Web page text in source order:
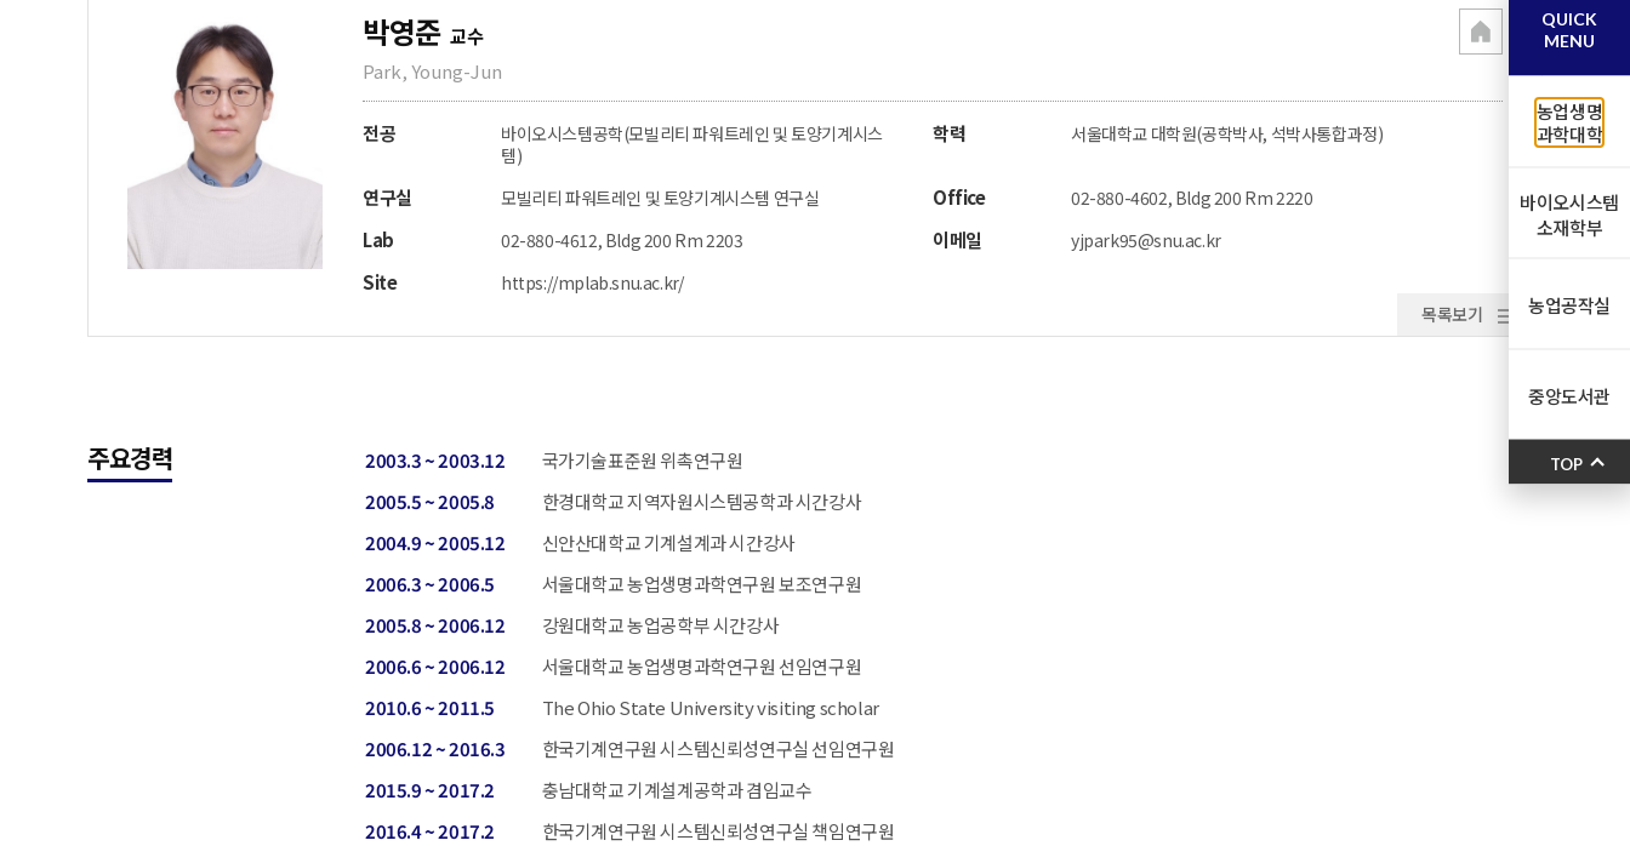
박영준 교수
Park, Young-Jun
전공
바이오시스템공학(모빌리티 파워트레인 및 토양기계시스
템)
학력 서울대학교 대학원(공학박사, 석박사통합과정)
연구실 모빌리티 파워트레인 및 토양기계시스템 연구실 Office 02-880-4602, Bldg 200 Rm 2220
Lab 02-880-4612, Bldg 200 Rm 2203 이메일 yjpark95@snu.ac.kr
Site
https://mplab.snu.ac.kr/
목록보기
주요경력 2003.3 ~ 2003.12
국가기술표준원 위촉연구원
2005.5 ~ 2005.8
한경대학교 지역자원시스템공학과 시간강사
2004.9 ~ 2005.12
신안산대학교 기계설계과 시간강사
2006.3 ~ 2006.5
서울대학교 농업생명과학연구원 보조연구원
2005.8 ~ 2006.12
강원대학교 농업공학부 시간강사
2006.6 ~ 2006.12
서울대학교 농업생명과학연구원 선임연구원
2010.6 ~ 2011.5
The Ohio State University visiting scholar
2006.12 ~ 2016.3
한국기계연구원 시스템신뢰성연구실 선임연구원
2015.9 ~ 2017.2
충남대학교 기계설계공학과 겸임교수
2016.4 ~ 2017.2
한국기계연구원 시스템신뢰성연구실 책임연구원
QUICK
MENU
농업생명
과학대학
바이오시스템
소재학부
농업공작실
중앙도서관
TOP